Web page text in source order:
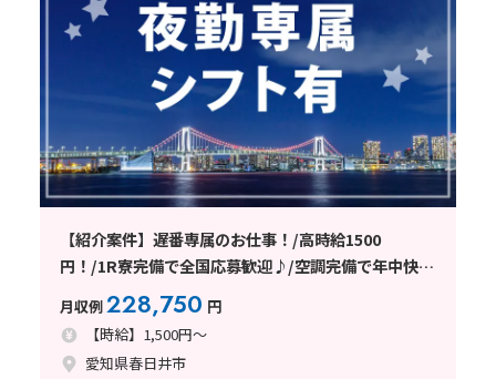
【紹介案件】遅番専属のお仕事！/高時給1500
円！/1R寮完備で全国応募歓迎♪/空調完備で年中快
適/土日休み/未経験者の方大歓迎！
月収例228,750 円
【時給】1,500円～
愛知県春日井市